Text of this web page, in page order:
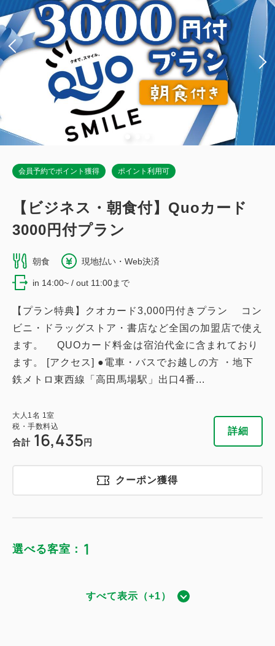
税・手数料込
会員価格 13,965 円
大人1名
室
税・手数料込
合計 14,700円
Wi-Fiあり（無料）
今すぐ予約
会員予約でポイント獲得 ポイント利用可
【ビジネス・朝食付】Quoカード
3000円付プラン
朝食 現地払い・Web決済
in 14:00~ / out 11:00まで
【プラン特典】クオカード3,000円付きプラン コン
ビニ・ドラッグストア・書店など全国の加盟店で使え
ます。 QUOカード料金は宿泊代金に含まれており
ます。 [アクセス] ●電車・バスでお越しの方 ・地下
鉄メトロ東西線「高田馬場駅」出口4番...
大人 1名 1室
税・手数料込
合計 16,435 円
詳細
クーポン獲得
選べる客室： 1
すべて表示（+1）